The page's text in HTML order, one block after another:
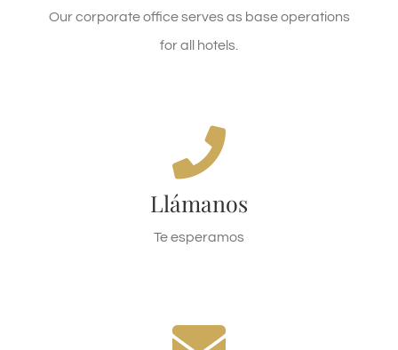
Our corporate office serves as base operations
for all hotels.
Llámanos
Te esperamos
Llámanos ahora
Llámanos al 616664666 !
LLÁMANOS
Te esperamos